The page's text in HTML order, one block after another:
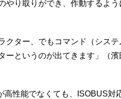
やり取りができ、作動するよう
ター、でもコマンド（システ
ーというのが出てきます」（濱
性能でなくても、ISOBUS対